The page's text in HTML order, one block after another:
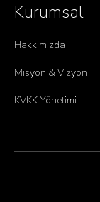
Kurumsal
Hakkımızda
Misyon & Vizyon
KVKK Yönetimi